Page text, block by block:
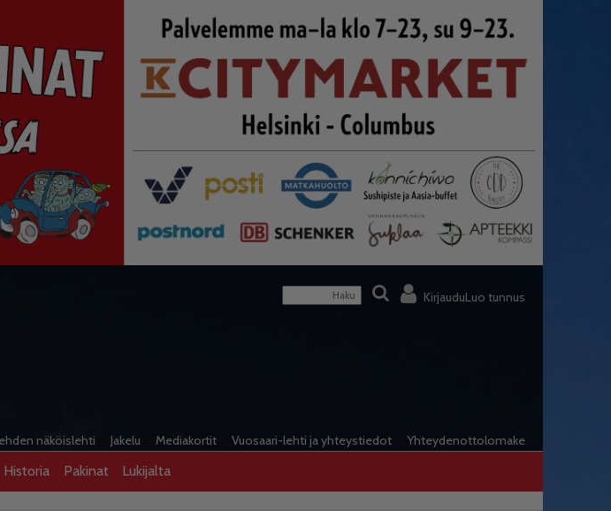
KirjauduLuo tunnus
näköislehti Jakelu Mediakortit Vuosaari-lehti ja yhteystiedot Yhteydenottolomake
Historia Pakinat Lukijalta